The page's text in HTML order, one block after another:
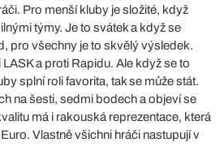
Pro menší kluby je složité, když
týmy. Je to svátek a když se
pro všechny je to skvělý výsledek.
a proti Rapidu. Ale když se to
splní roli favorita, tak se může stát.
na šesti, sedmi bodech a objeví se
má i rakouská reprezentace, která
Vlastně všichni hráči nastupují v